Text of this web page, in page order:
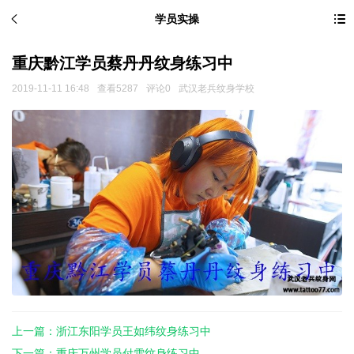
学员实操
重庆黔江学员蔡丹丹纹身练习中
2019-11-11 16:48 查看5287 评论0 武汉老兵纹身学校
上一篇：浙江东阳学员王如纬纹身练习中